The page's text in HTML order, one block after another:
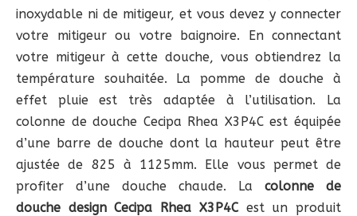
inoxydable ni de mitigeur, et vous devez y connecter
votre mitigeur ou votre baignoire. En connectant
votre mitigeur à cette douche, vous obtiendrez la
température souhaitée. La pomme de douche à
effet pluie est très adaptée à l’utilisation. La
colonne de douche Cecipa Rhea X3P4C est équipée
d’une barre de douche dont la hauteur peut être
ajustée de 825 à 1125mm. Elle vous permet de
profiter d’une douche chaude. La colonne de
douche design Cecipa Rhea X3P4Cest un produit